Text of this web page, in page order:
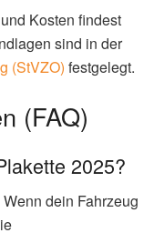
Kosten findest
sind in der
(StVZO) festgelegt.
(FAQ)
2025?
dein Fahrzeug